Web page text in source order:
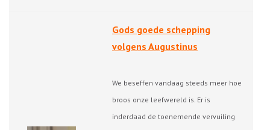
Gods goede schepping
volgens Augustinus
We beseffen vandaag steeds meer hoe
broos onze leefwereld is. Er is
inderdaad de toenemende vervuiling